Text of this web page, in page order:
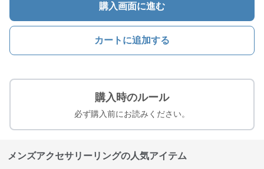
購入画面に進む
カートに追加する
購入時のルール
必ず購入前にお読みください。
メンズアクセサリーリングの人気アイテム